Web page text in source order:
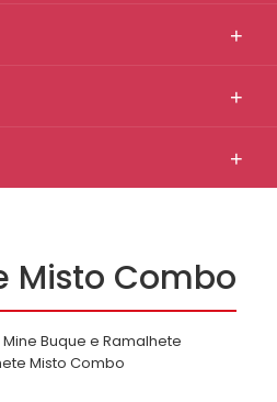
Misto Combo
Mine Buque e Ramalhete
Misto Combo